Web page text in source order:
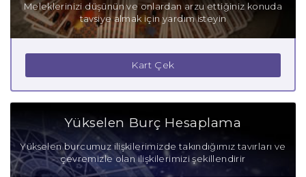
Meleklerinizi düşünün ve onlardan arzu ettiğiniz konuda
tavsiye almak için yardım isteyin
Kart Çek
Yükselen Burç Hesaplama
Yükselen burcumuz ilişkilerimizde takındığımız tavırları ve
çevremizle olan ilişkilerimizi şekillendirir